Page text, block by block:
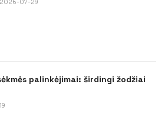
2026-07-29
palinkėjimai: širdingi žodžiai